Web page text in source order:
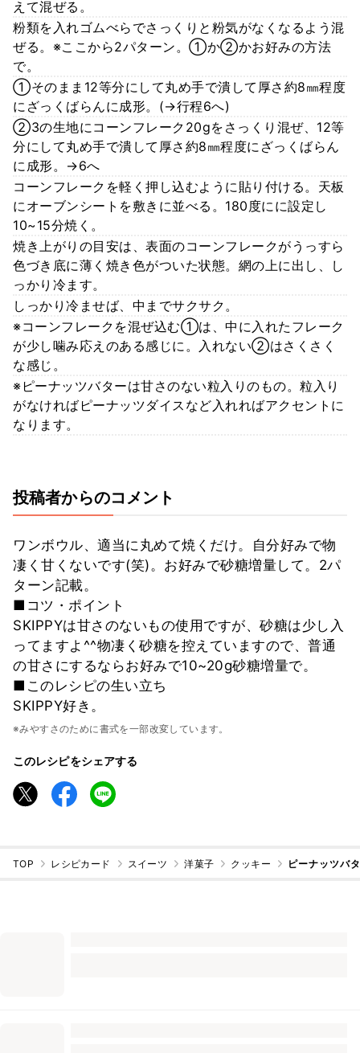
えて混ぜる。
粉類を入れゴムべらでさっくりと粉気がなくなるよう混
ぜる。※ここから2パターン。①か②かお好みの方法
で。
①そのまま12等分にして丸め手で潰して厚さ約8㎜程度
にざっくばらんに成形。(→行程6へ)
②3の生地にコーンフレーク20gをさっくり混ぜ、12等
分にして丸め手で潰して厚さ約8㎜程度にざっくばらん
に成形。→6へ
コーンフレークを軽く押し込むように貼り付ける。天板
にオーブンシートを敷きに並べる。180度にに設定し
10~15分焼く。
焼き上がりの目安は、表面のコーンフレークがうっすら
色づき底に薄く焼き色がついた状態。網の上に出し、し
っかり冷ます。
しっかり冷ませば、中までサクサク。
※コーンフレークを混ぜ込む①は、中に入れたフレーク
が少し噛み応えのある感じに。入れない②はさくさく
な感じ。
※ピーナッツバターは甘さのない粒入りのもの。粒入り
がなければピーナッツダイスなど入れればアクセントに
なります。
投稿者からのコメント
ワンボウル、適当に丸めて焼くだけ。自分好みで物
凄く甘くないです(笑)。お好みで砂糖増量して。2パ
ターン記載。
■コツ・ポイント
SKIPPYは甘さのないもの使用ですが、砂糖は少し入
ってますよ^^物凄く砂糖を控えていますので、普通
の甘さにするならお好みで10~20g砂糖増量で。
■このレシピの生い立ち
SKIPPY好き。
※みやすさのために書式を一部改変しています。
このレシピをシェアする
TOP レシピカード スイーツ 洋菓子 クッキー ピーナッツバ